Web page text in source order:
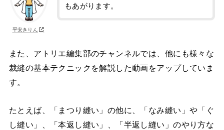
平安きりん
もあがります。
また、アトリエ編集部のチャンネルでは、他にも様々な
裁縫の基本テクニックを解説した動画をアップしていま
す。
たとえば、「まつり縫い」の他に、「なみ縫い」や「ぐ
し縫い」、「本返し縫い」、「半返し縫い」のやり方な